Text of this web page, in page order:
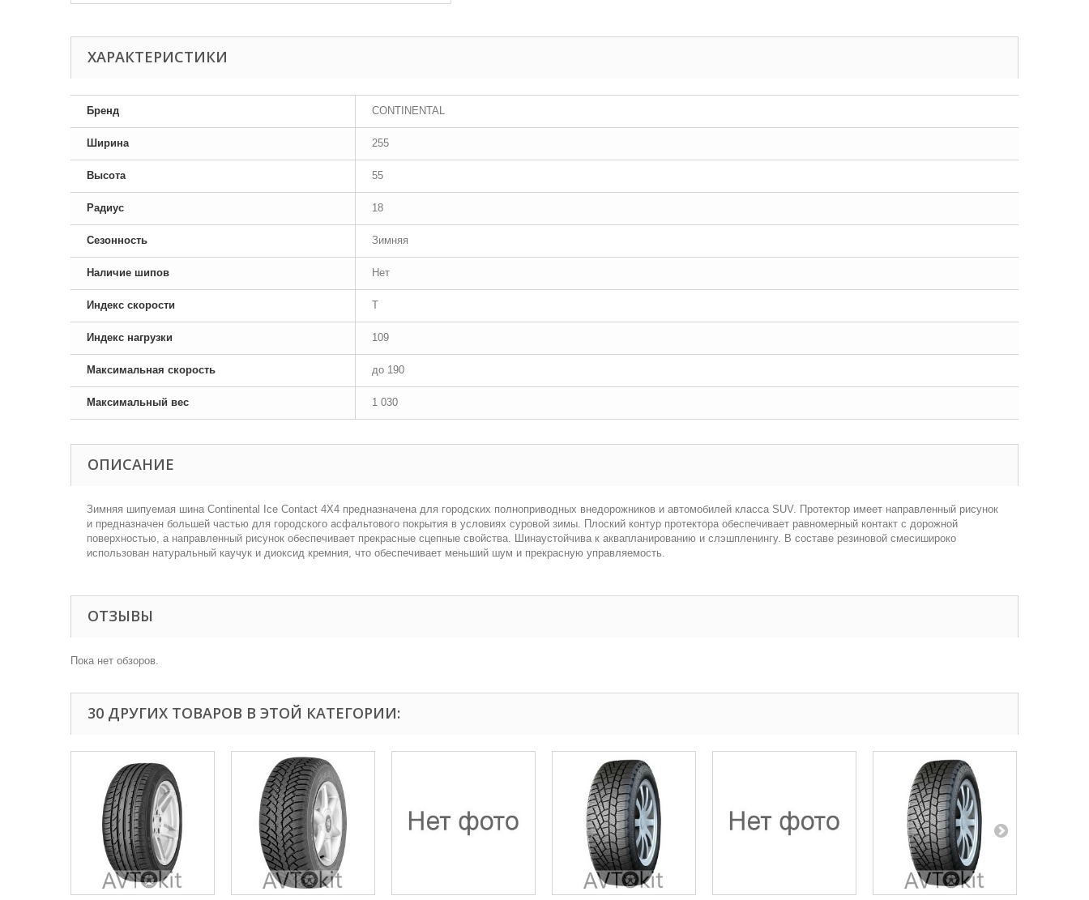
ХАРАКТЕРИСТИКИ
Бренд CONTINENTAL
Ширина 255
Высота 55
Радиус 18
Сезонность Зимняя
Наличие шипов Нет
Индекс скорости T
Индекс нагрузки 109
Максимальная скорость до 190
Максимальный вес 1 030
ОПИСАНИЕ
Зимняя шипуемая шина Continental Ice Contact 4X4 предназначена для городских полноприводных внедорожников и автомобилей класса SUV. Протектор имеет направленный рисунок
и предназначен большей частью для городского асфальтового покрытия в условиях суровой зимы. Плоский контур протектора обеспечивает равномерный контакт с дорожной
поверхностью, а направленный рисунок обеспечивает прекрасные сцепные свойства. Шинаустойчива к аквапланированию и слэшпленингу. В составе резиновой смесишироко
использован натуральный каучук и диоксид кремния, что обеспечивает меньший шум и прекрасную управляемость.
ОТЗЫВЫ
Пока нет обзоров.
30 ДРУГИХ ТОВАРОВ В ЭТОЙ КАТЕГОРИИ: